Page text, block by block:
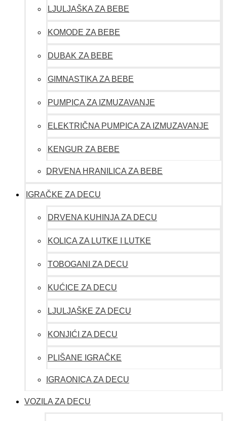
LJULJAŠKA ZA BEBE
KOMODE ZA BEBE
DUBAK ZA BEBE
GIMNASTIKA ZA BEBE
PUMPICA ZA IZMUZAVANJE
ELEKTRIČNA PUMPICA ZA IZMUZAVANJE
KENGUR ZA BEBE
DRVENA HRANILICA ZA BEBE
IGRAČKE ZA DECU
DRVENA KUHINJA ZA DECU
KOLICA ZA LUTKE I LUTKE
TOBOGANI ZA DECU
KUĆICE ZA DECU
LJULJAŠKE ZA DECU
KONJIĆI ZA DECU
PLIŠANE IGRAČKE
IGRAONICA ZA DECU
VOZILA ZA DECU